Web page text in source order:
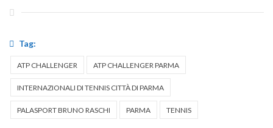
Tag:
ATP CHALLENGER ATP CHALLENGER PARMA
INTERNAZIONALI DI TENNIS CITTÀ DI PARMA
PALASPORT BRUNO RASCHI PARMA TENNIS